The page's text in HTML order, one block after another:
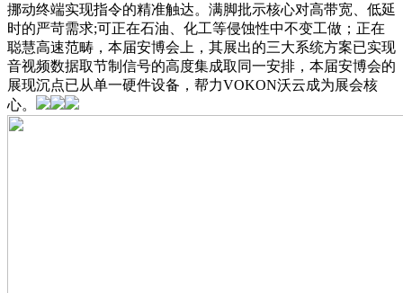
挪动终端实现指令的精准触达。满脚批示核心对高带宽、低延
时的严苛需求;可正在石油、化工等侵蚀性中不变工做；正在
聪慧高速范畴，本届安博会上，其展出的三大系统方案已实现
音视频数据取节制信号的高度集成取同一安排，本届安博会的
展现沉点已从单一硬件设备，帮力VOKON沃云成为展会核
心。